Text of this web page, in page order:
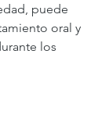
puede
oral y
los